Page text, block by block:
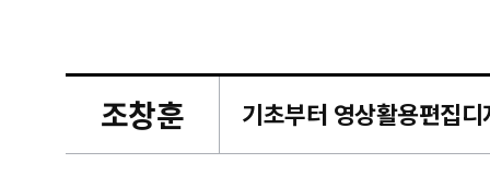
조창훈